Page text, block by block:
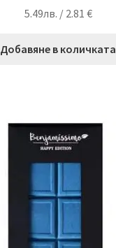
5.49лв. / 2.81 €
Добавяне в количката